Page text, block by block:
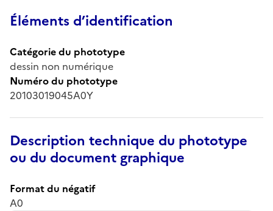
Éléments d’identification
Catégorie du phototype
dessin non numérique
Numéro du phototype
20103019045A0Y
Description technique du phototype
ou du document graphique
Format du négatif
A0